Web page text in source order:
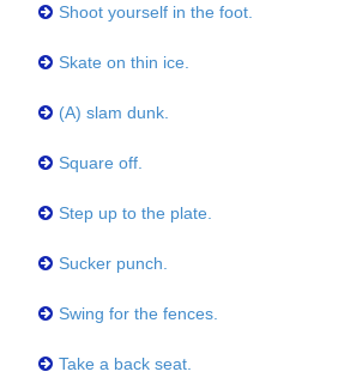
Shoot yourself in the foot.
Skate on thin ice.
(A) slam dunk.
Square off.
Step up to the plate.
Sucker punch.
Swing for the fences.
Take a back seat.